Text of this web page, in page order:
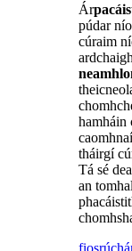
Ár
púdar
cúraim
hamháin
tháirgí
Tá sé
an